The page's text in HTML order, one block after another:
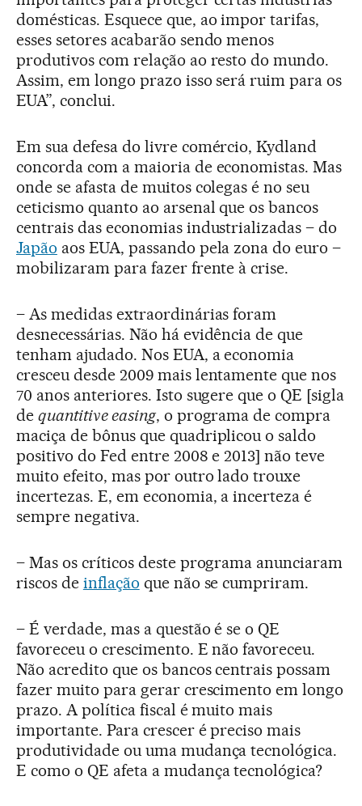
domésticas. Esquece que, ao impor tarifas,
esses setores acabarão sendo menos
produtivos com relação ao resto do mundo.
Assim, em longo prazo isso será ruim para os
EUA”, conclui.
Em sua defesa do livre comércio, Kydland
concorda com a maioria de economistas. Mas
onde se afasta de muitos colegas é no seu
ceticismo quanto ao arsenal que os bancos
centrais das economias industrializadas – do
Japão aos EUA, passando pela zona do euro –
mobilizaram para fazer frente à crise.
– As medidas extraordinárias foram
desnecessárias. Não há evidência de que
tenham ajudado. Nos EUA, a economia
cresceu desde 2009 mais lentamente que nos
70 anos anteriores. Isto sugere que o QE [sigla
de quantitive easing, o programa de compra
maciça de bônus que quadriplicou o saldo
positivo do Fed entre 2008 e 2013] não teve
muito efeito, mas por outro lado trouxe
incertezas. E, em economia, a incerteza é
sempre negativa.
– Mas os críticos deste programa anunciaram
riscos de inflação que não se cumpriram.
– É verdade, mas a questão é se o QE
favoreceu o crescimento. E não favoreceu.
Não acredito que os bancos centrais possam
fazer muito para gerar crescimento em longo
prazo. A política fiscal é muito mais
importante. Para crescer é preciso mais
produtividade ou uma mudança tecnológica.
E como o QE afeta a mudança tecnológica?